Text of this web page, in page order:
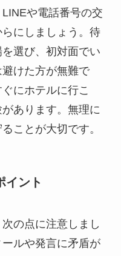
や電話番号の交
にしましょう。待
選び、初対面でい
けた方が無難で
にホテルに行こ
あります。無理に
ことが大切です。
イント
の点に注意しまし
ルや発言に矛盾が